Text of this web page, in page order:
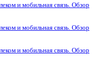
и мобильная связь. Обзор
и мобильная связь. Обзор
и мобильная связь. Обзор